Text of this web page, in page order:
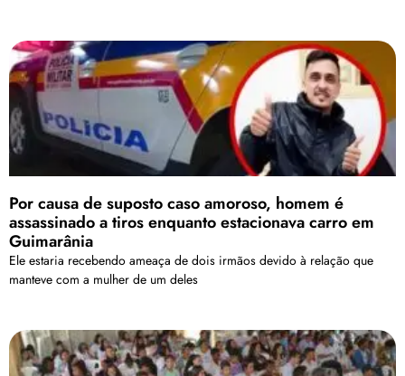
Por causa de suposto caso amoroso, homem é
assassinado a tiros enquanto estacionava carro em
Guimarânia
Ele estaria recebendo ameaça de dois irmãos devido à relação que
manteve com a mulher de um deles